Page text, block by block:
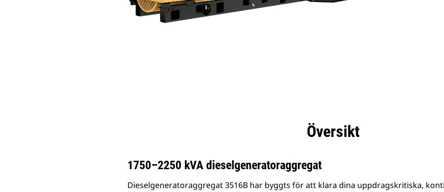
SpecifikationerÖversikt
1750–2250 kVA dieselgeneratoraggregat
Dieselgeneratoraggregat 3516B har byggts för att klara dina uppdragskritiska,